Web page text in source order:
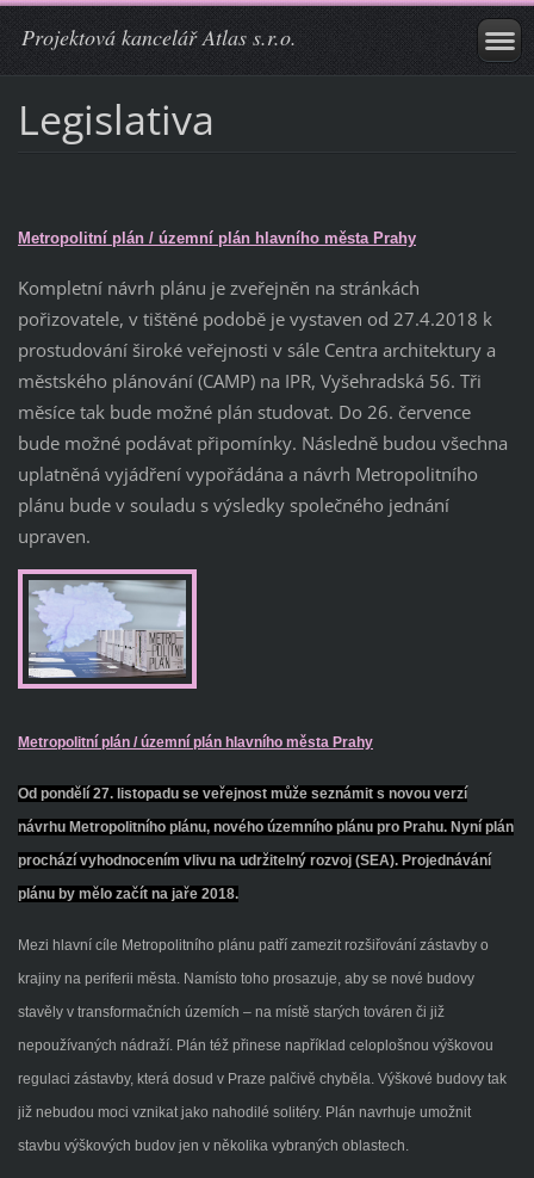
Projektová kancelář Atlas s.r.o.
Legislativa
Metropolitní plán / územní plán hlavního města Prahy
Kompletní návrh plánu je zveřejněn na stránkách
pořizovatele, v tištěné podobě je vystaven od 27.4.2018 k
prostudování široké veřejnosti v sále Centra architektury a
městského plánování (CAMP) na IPR, Vyšehradská 56. Tři
měsíce tak bude možné plán studovat. Do 26. července
bude možné podávat připomínky. Následně budou všechna
uplatněná vyjádření vypořádána a návrh Metropolitního
plánu bude v souladu s výsledky společného jednání
upraven.
Metropolitní plán / územní plán hlavního města Prahy
Od pondělí 27. listopadu se veřejnost může seznámit s novou verzí
návrhu Metropolitního plánu, nového územního plánu pro Prahu. Nyní plán
prochází vyhodnocením vlivu na udržitelný rozvoj (SEA). Projednávání
plánu by mělo začít na jaře 2018.
Mezi hlavní cíle Metropolitního plánu patří zamezit rozšiřování zástavby o
krajiny na periferii města. Namísto toho prosazuje, aby se nové budovy
stavěly v transformačních územích – na místě starých továren či již
nepoužívaných nádraží. Plán též přinese například celoplošnou výškovou
regulaci zástavby, která dosud v Praze palčivě chyběla. Výškové budovy tak
již nebudou moci vznikat jako nahodilé solitéry. Plán navrhuje umožnit
stavbu výškových budov jen v několika vybraných oblastech.